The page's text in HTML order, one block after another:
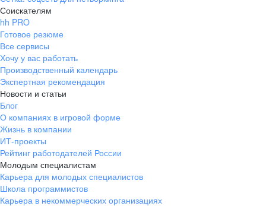
Соискателям
hh PRO
Готовое резюме
Все сервисы
Хочу у вас работать
Производственный календарь
Экспертная рекомендация
Новости и статьи
Блог
О компаниях в игровой форме
Жизнь в компании
ИТ-проекты
Рейтинг работодателей России
Молодым специалистам
Карьера для молодых специалистов
Школа программистов
Карьера в некоммерческих организациях